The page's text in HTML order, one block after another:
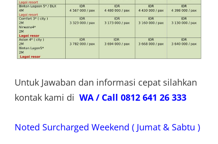
Untuk Jawaban dan informasi cepat silahkan
kontak kami di WA / Call 0812 641 26 333
Noted Surcharged Weekend ( Jumat & Sabtu )